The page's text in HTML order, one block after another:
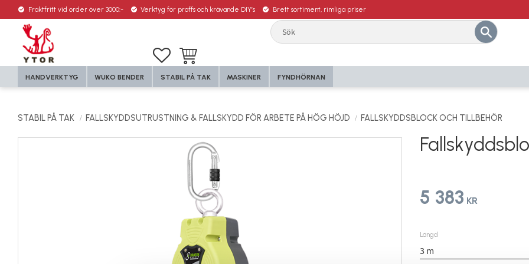
Fraktfritt vid order över 3000:- Verktyg för proffs och krävande DIY’s Brett sortiment, rimliga priser
Favoriter
Kundvagn
HANDVERKTYG WUKO BENDER STABIL PÅ TAK MASKINER FYNDHÖRNAN
STABIL PÅ TAK FALLSKYDDSUTRUSTNING & FALLSKYDD FÖR ARBETE PÅ HÖG HÖJD FALLSKYDDSBLOCK OCH TILLBEHÖR
5 383 KR
Längd